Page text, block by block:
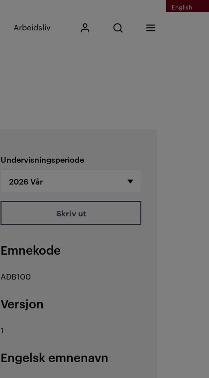
English
Arbeidsliv Mitt KristianiaÅpne søk
Skriv inn søkefrase
Søk
Meny
Undervisningsperiode
Skriv ut
Emnekode
ADB100
Versjon
1
Engelsk emnenavn